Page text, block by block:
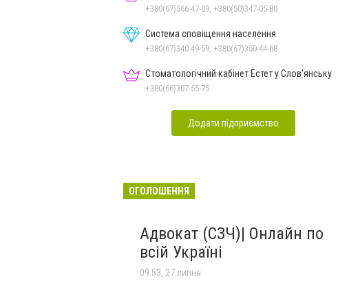
+380(67)566-47-09, +380(50)347-05-80
Система сповіщення населення
+380(67)340-49-59, +380(67)350-44-68
Стоматологічний кабінет Естет у Слов'янську
+380(66)307-55-75
Додати підприємство
ОГОЛОШЕННЯ
Адвокат (СЗЧ)| Онлайн по
всій Україні
09:53, 27 липня